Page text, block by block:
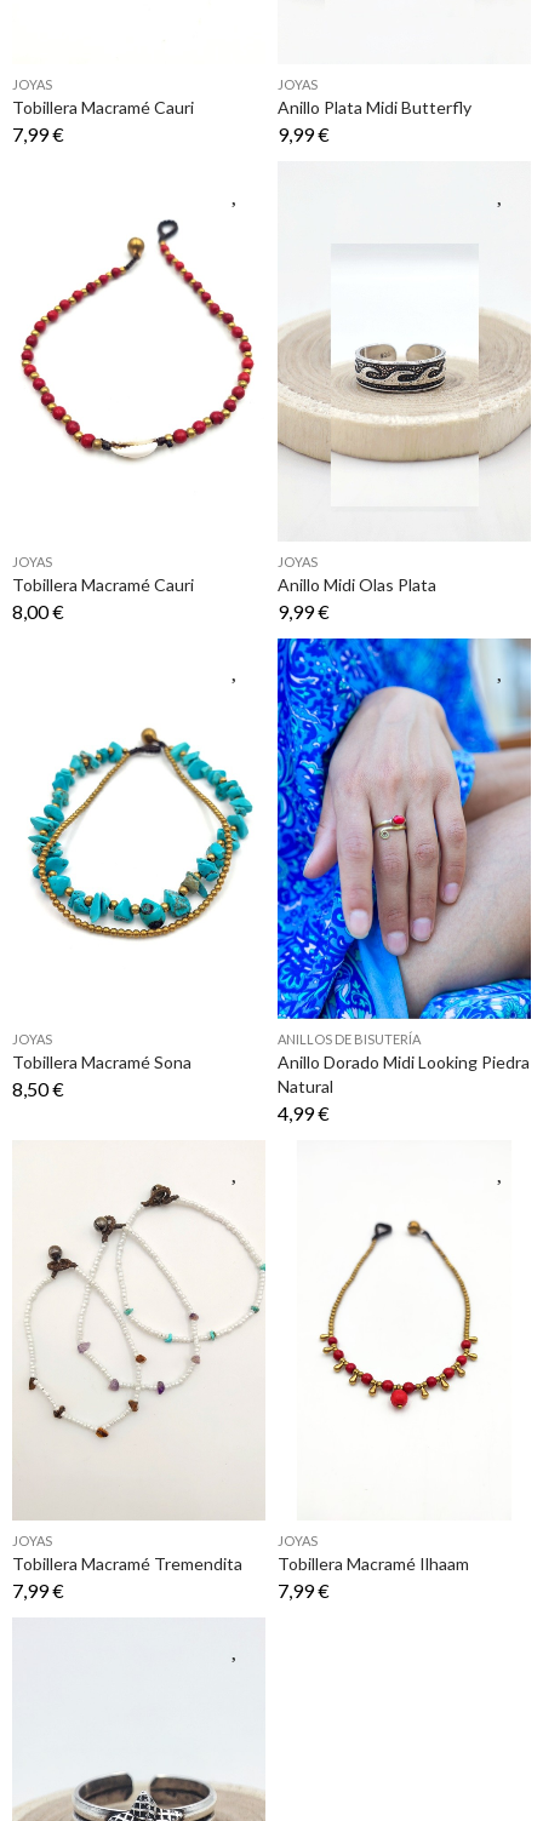
JOYAS
Tobillera Macramé Cauri
7,99 €
JOYAS
Anillo Plata Midi Butterfly
9,99 €
JOYAS
Tobillera Macramé Cauri
8,00 €
JOYAS
Anillo Midi Olas Plata
9,99 €
JOYAS
Tobillera Macramé Sona
8,50 €
ANILLOS DE BISUTERÍA
Anillo Dorado Midi Looking Piedra
Natural
4,99 €
JOYAS
Tobillera Macramé Tremendita
7,99 €
JOYAS
Tobillera Macramé Ilhaam
7,99 €